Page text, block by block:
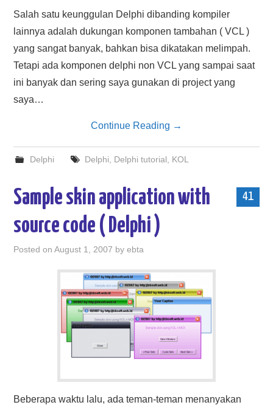
HASIL PENCARIAN
Salah satu keunggulan Delphi dibanding kompiler
lainnya adalah dukungan komponen tambahan ( VCL )
yang sangat banyak, bahkan bisa dikatakan melimpah.
Tetapi ada komponen delphi non VCL yang sampai saat
ini banyak dan sering saya gunakan di project yang
saya…
Continue Reading →
Delphi Delphi Delphi tutorial KOL
41
Sample skin application with
source code ( Delphi )
Posted onAugust 1, 2007 byebta
Beberapa waktu lalu, ada teman-teman menanyakan